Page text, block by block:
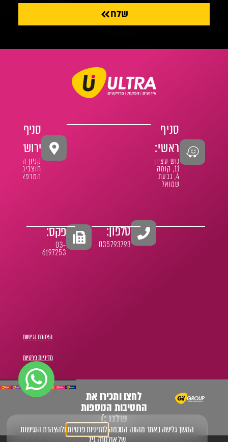
שלח
סניף
ראשי:
גוש עציון
11, קומה
4, גבעת
שמואל
סניף
ירושלים:
קניון הר
חוצבים
המרפא 1
טלפון:
035793793
פקס:
03-
6197253
הצהרת נגישות
מדיניות פרטיות
לחצו ותכירו את
החטיבות הנוספות
שלנו :)
המשך גלישה באתר מהווה הסכמהלמדיניות פרטיותולהצהרת הנגישות